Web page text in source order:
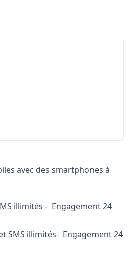
avec des smartphones à
illimités - Engagement 24
SMS illimités- Engagement 24